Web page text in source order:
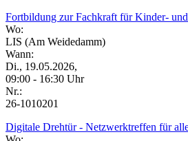
Fortbildung zur Fachkraft für Kinder-
Wo:
LIS (Am Weidedamm)
Wann:
Di., 19.05.2026,
09:00 - 16:30 Uhr
Nr.:
26-1010201
Digitale Drehtür - Netzwerktreffen für